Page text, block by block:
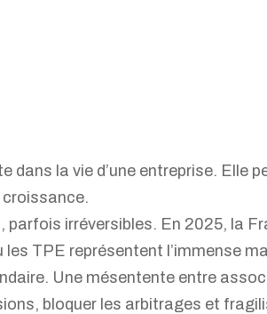
la vie d’une entreprise. Elle
croissance.
irréversibles. En 2025, la
TPE représentent l’immense
Une mésentente entre
bloquer les arbitrages et